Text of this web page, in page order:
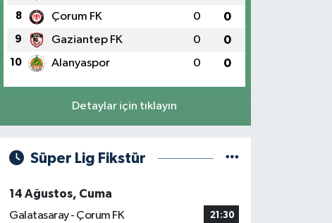
8 Çorum FK 0 0
9 Gaziantep FK 0 0
10 Alanyaspor 0 0
Detaylar için tıklayın
Süper Lig Fikstür
14 Ağustos, Cuma
Galatasaray - Çorum FK
21:30